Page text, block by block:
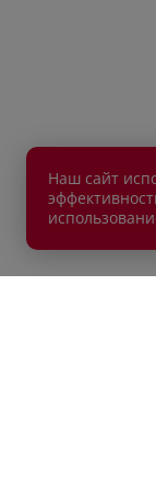
Наш сайт